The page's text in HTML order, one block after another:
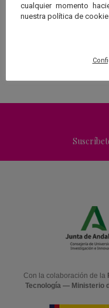
Aprende sobre
forma más lúdica y amena
Con la colaboración de la
Tecnología — Ministerio
cualquier momento
nuestra política de